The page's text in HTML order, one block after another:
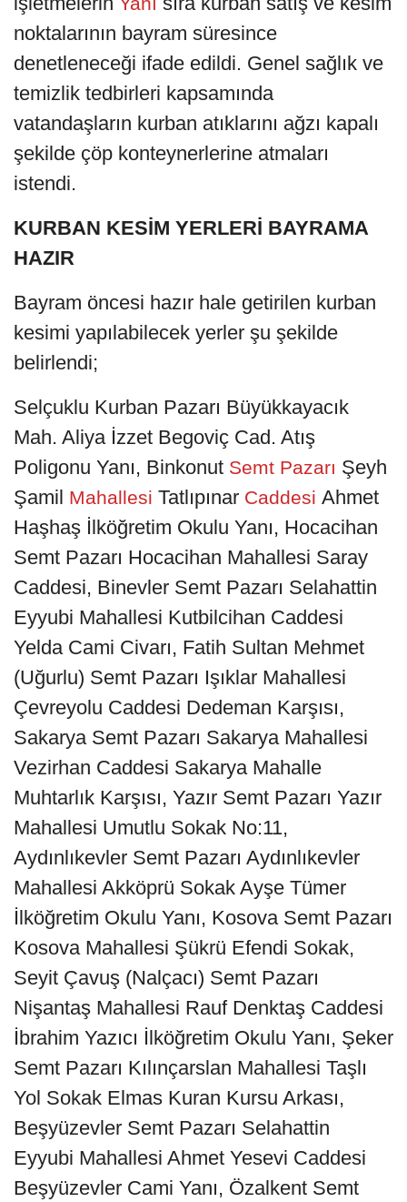
noktalarının bayram süresince
denetleneceği ifade edildi. Genel sağlık ve
temizlik tedbirleri kapsamında
vatandaşların kurban atıklarını ağzı kapalı
şekilde çöp konteynerlerine atmaları
istendi.
KURBAN KESİM YERLERİ BAYRAMA
HAZIR
Bayram öncesi hazır hale getirilen kurban
kesimi yapılabilecek yerler şu şekilde
belirlendi;
Selçuklu Kurban Pazarı Büyükkayacık
Mah. Aliya İzzet Begoviç Cad. Atış
Poligonu Yanı, Binkonut Semt Pazarı Şeyh
Şamil Mahallesi Tatlıpınar Caddesi Ahmet
Haşhaş İlköğretim Okulu Yanı, Hocacihan
Semt Pazarı Hocacihan Mahallesi Saray
Caddesi, Binevler Semt Pazarı Selahattin
Eyyubi Mahallesi Kutbilcihan Caddesi
Yelda Cami Civarı, Fatih Sultan Mehmet
(Uğurlu) Semt Pazarı Işıklar Mahallesi
Çevreyolu Caddesi Dedeman Karşısı,
Sakarya Semt Pazarı Sakarya Mahallesi
Vezirhan Caddesi Sakarya Mahalle
Muhtarlık Karşısı, Yazır Semt Pazarı Yazır
Mahallesi Umutlu Sokak No:11,
Aydınlıkevler Semt Pazarı Aydınlıkevler
Mahallesi Akköprü Sokak Ayşe Tümer
İlköğretim Okulu Yanı, Kosova Semt Pazarı
Kosova Mahallesi Şükrü Efendi Sokak,
Seyit Çavuş (Nalçacı) Semt Pazarı
Nişantaş Mahallesi Rauf Denktaş Caddesi
İbrahim Yazıcı İlköğretim Okulu Yanı, Şeker
Semt Pazarı Kılınçarslan Mahallesi Taşlı
Yol Sokak Elmas Kuran Kursu Arkası,
Beşyüzevler Semt Pazarı Selahattin
Eyyubi Mahallesi Ahmet Yesevi Caddesi
Beşyüzevler Cami Yanı, Özalkent Semt